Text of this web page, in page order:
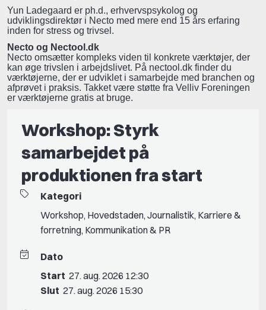
Yun Ladegaard er ph.d., erhvervspsykolog og
udviklingsdirektør i Necto med mere end 15 års erfaring
inden for stress og trivsel.
Necto og Nectool.dk
Necto omsætter kompleks viden til konkrete værktøjer, der
kan øge trivslen i arbejdslivet. På nectool.dk finder du
værktøjerne, der er udviklet i samarbejde med branchen og
afprøvet i praksis. Takket være støtte fra Velliv Foreningen
er værktøjerne gratis at bruge.
Workshop: Styrk
samarbejdet på
produktionen fra start
Kategori
Workshop, Hovedstaden, Journalistik, Karriere &
forretning, Kommunikation & PR
Dato
Start 27. aug. 2026 12:30
Slut 27. aug. 2026 15:30